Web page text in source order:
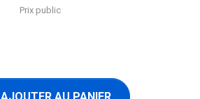
Prix public